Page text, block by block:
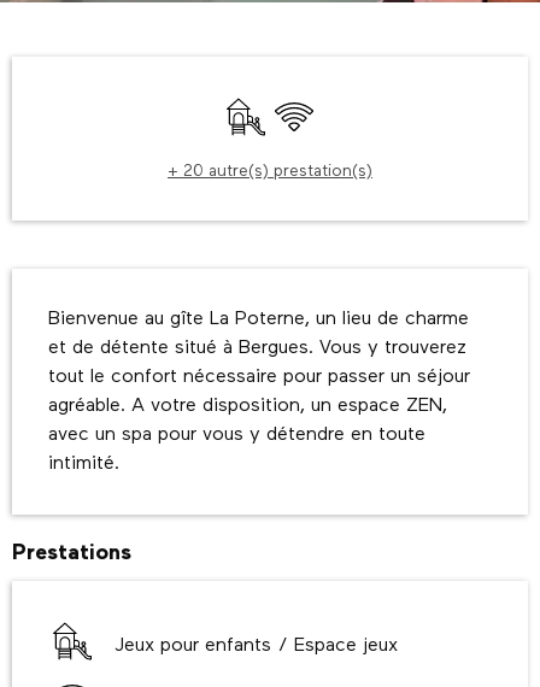
Jeux pour enfants / Espace jeux
WiFi
+ 20 autre(s) prestation(s)
Bienvenue au gîte La Poterne, un lieu de charme
et de détente situé à Bergues. Vous y trouverez
tout le confort nécessaire pour passer un séjour
agréable. A votre disposition, un espace ZEN,
avec un spa pour vous y détendre en toute
intimité.
Prestations
Jeux pour enfants / Espace jeux